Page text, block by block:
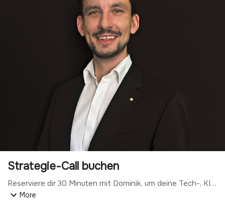
Strategie-Call buchen
Reserviere dir 30 Minuten mit Dominik, um deine Tech-, KI-
und Wachstumspotenziale abzustecken.
More